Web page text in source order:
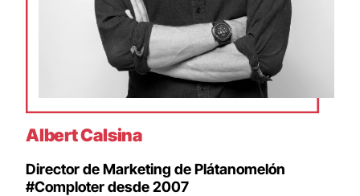
Albert Calsina
Director de Marketing de Plátanomelón
#Comploter desde 2007